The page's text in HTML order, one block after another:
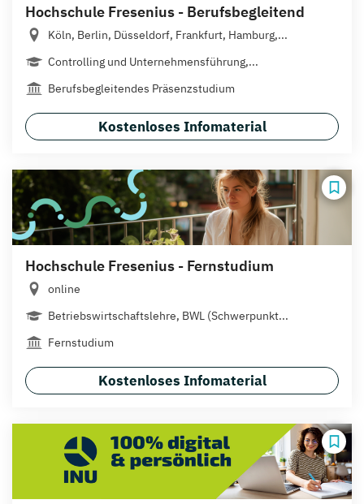
Hochschule Fresenius - Berufsbegleitend
Köln, Berlin, Düsseldorf, Frankfurt, Hamburg,...
Controlling und Unternehmensführung,...
Berufsbegleitendes Präsenzstudium
Kostenloses Infomaterial
Hochschule Fresenius - Fernstudium
online
Betriebswirtschaftslehre, BWL (Schwerpunkt...
Fernstudium
Kostenloses Infomaterial